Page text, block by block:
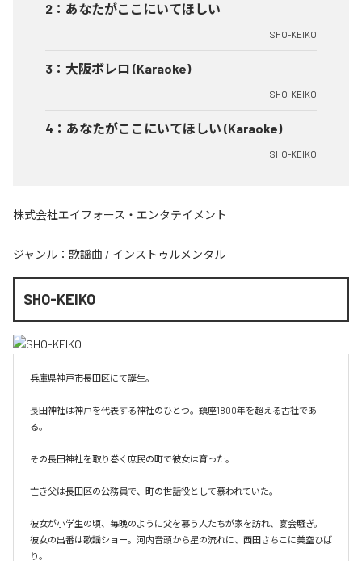
2 ： あなたがここにいてほしい
SHO-KEIKO
3 ： 大阪ボレロ (Karaoke)
SHO-KEIKO
4 ： あなたがここにいてほしい (Karaoke)
SHO-KEIKO
株式会社エイフォース・エンタテイメント
ジャンル： 歌謡曲 / インストゥルメンタル
SHO-KEIKO
兵庫県神戸市長田区にて誕生。
長田神社は神戸を代表する神社のひとつ。鎮座1800年を超える古社であ
る。
その長田神社を取り巻く庶民の町で彼女は育った。
亡き父は長田区の公務員で、町の世話役として慕われていた。
彼女が小学生の頃、毎晩のように父を慕う人たちが家を訪れ、宴会騒ぎ。
彼女の出番は歌謡ショー。河内音頭から星の流れに、西田さちこに美空ひば
り。